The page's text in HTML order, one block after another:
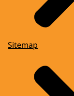
Sitemap